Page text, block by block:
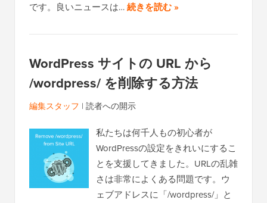
です。良いニュースは…続きを読む »
WordPress サイトの URL から
/wordpress/ を削除する方法
編集スタッフ | 読者への開示
私たちは何千人もの初心者が
WordPressの設定をきれいにするこ
とを支援してきました。URLの乱雑
さは非常によくある問題です。ウ
ェブアドレスに「/wordpress/」と